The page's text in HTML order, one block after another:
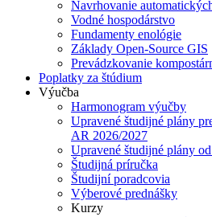
Navrhovanie
Vodné hospodárstvo
Fundamenty enológie
Základy Open-Source GIS
Prevádzkovanie
Poplatky za štúdium
Výučba
Harmonogram výučby
Upravené študijné plány
AR 2026/2027
Upravené študijné plány
Študijná príručka
Študijní poradcovia
Výberové prednášky
Kurzy